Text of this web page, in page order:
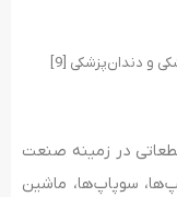
در زمینه صنعت
سوپاپ‌ها، ماشین